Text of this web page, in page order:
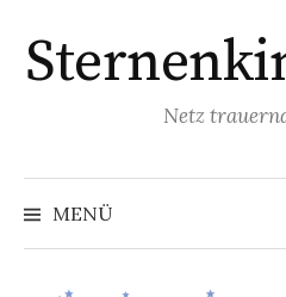
Inhalt
überspringen
Netz
MENÜ